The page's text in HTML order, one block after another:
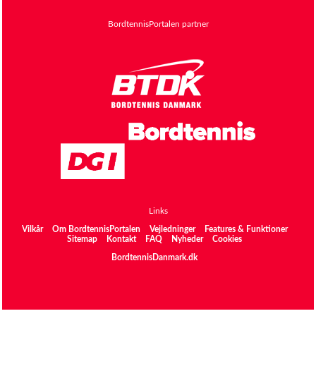
BordtennisPortalen partner
Links
Vilkår Om BordtennisPortalen Vejledninger
Features & Funktioner
Sitemap
Kontakt FAQ Nyheder Cookies
BordtennisDanmark.dk